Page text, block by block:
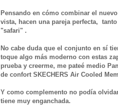
Pensando en cómo combinar el
vista, hacen una pareja perfecta,
"safari" .
No cabe duda que el conjunto en sí
toque algo más moderno con estas
prueba y creerme, me pateé medio
de confort SKECHERS Air Cooled
Y como complemento no podía
tiene muy enganchada.